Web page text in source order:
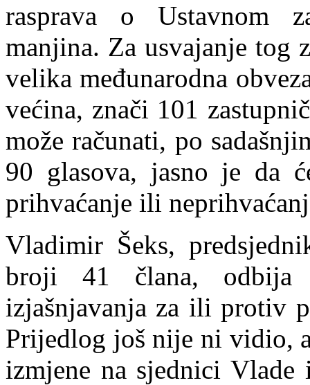
rasprava o Ustavnom
manjina. Za usvajanje tog
velika međunarodna
većina, znači 101
može računati, po
90 glasova, jasno je da
prihvaćanje ili neprih
Vladimir Šeks,
broji 41 člana, odbija
izjašnjavanja za ili protiv
Prijedlog još nije ni vidio,
izmjene na sjednici